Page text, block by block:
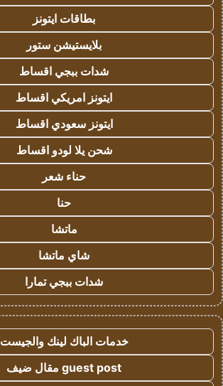
بطاقات ايتونز
بلايستيشن ستور
شدات ببجي اقساط
ايتونز امريكي اقساط
ايتونز سعودي اقساط
شحن يلا لودو اقساط
حناء شعر
حنا
ماتشا
شاي ماتشا
شدات ببجي تمارا
خدمات الباك لينك والجيست
guest post مقال ضيف